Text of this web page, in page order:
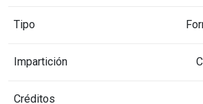
Tipo
Impartición
Créditos